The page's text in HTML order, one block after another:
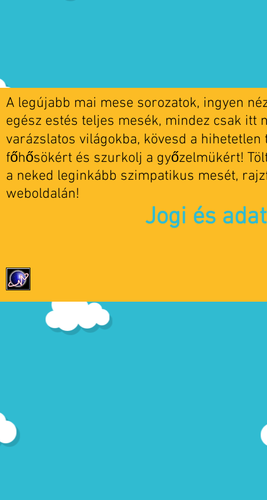
A legújabb mai mese sorozatok, ingyen
egész estés teljes mesék, mindez csak itt
varázslatos világokba, kövesd a
főhősökért és szurkolj a győzelmükért!
a neked leginkább szimpatikus mesét,
weboldalán!
Jogi és